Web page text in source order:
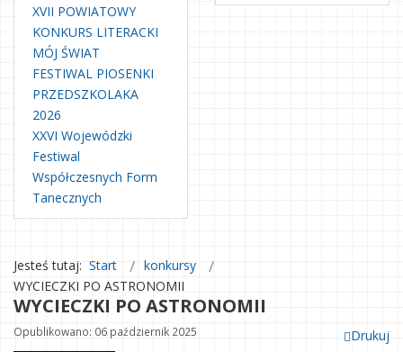
XVII POWIATOWY
KONKURS LITERACKI
MÓJ ŚWIAT
FESTIWAL PIOSENKI
PRZEDSZKOLAKA
2026
XXVI Wojewódzki
Festiwal
Współczesnych Form
Tanecznych
Jesteś tutaj: Start
konkursy
WYCIECZKI PO ASTRONOMII
WYCIECZKI PO ASTRONOMII
Drukuj
Opublikowano: 06 październik 2025